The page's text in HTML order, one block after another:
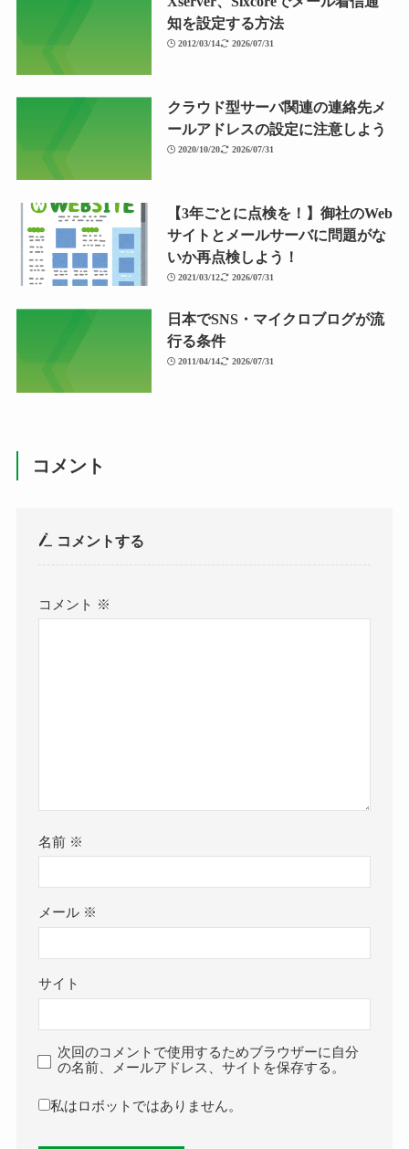
知を設定する方法
2012/03/14 2026/07/31
クラウド型サーバ関連の連絡先メ
ールアドレスの設定に注意しよう
2020/10/20 2026/07/31
【3年ごとに点検を！】御社のWeb
サイトとメールサーバに問題がな
いか再点検しよう！
2021/03/12 2026/07/31
日本でSNS・マイクロブログが流
行る条件
2011/04/14 2026/07/31
コメント
コメントする
コメント ※
名前 ※
メール ※
サイト
次回のコメントで使用するためブラウザーに自分
の名前、メールアドレス、サイトを保存する。
私はロボットではありません。